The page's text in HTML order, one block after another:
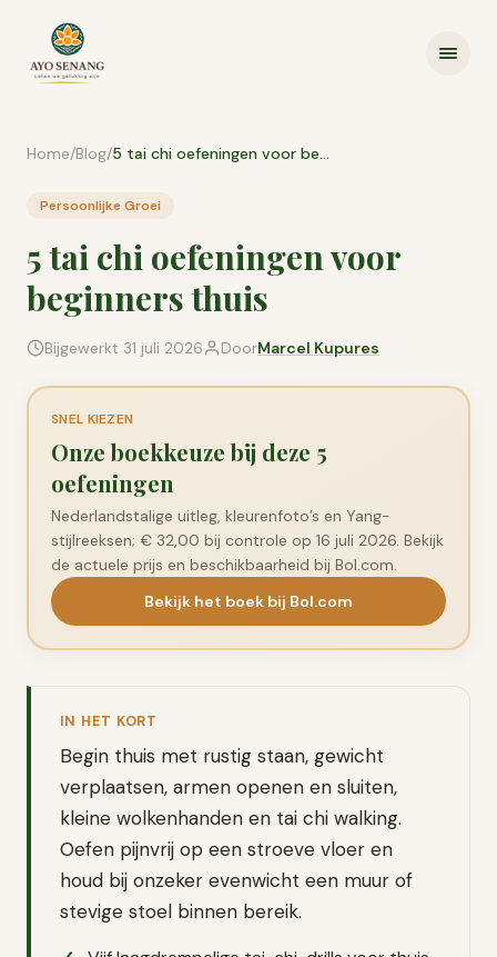
Home/Blog/ 5 tai chi oefeningen voor beginners thuis
Persoonlijke Groei
5 tai chi oefeningen voor
beginners thuis
Bijgewerkt 31 juli 2026 DoorMarcel Kupures
SNEL KIEZEN
Onze boekkeuze bij deze 5
oefeningen
Nederlandstalige uitleg, kleurenfoto’s en Yang-
stijlreeksen; € 32,00 bij controle op 16 juli 2026. Bekijk
de actuele prijs en beschikbaarheid bij Bol.com.
Bekijk het boek bij Bol.com
IN HET KORT
Begin thuis met rustig staan, gewicht
verplaatsen, armen openen en sluiten,
kleine wolkenhanden en tai chi walking.
Oefen pijnvrij op een stroeve vloer en
houd bij onzeker evenwicht een muur of
stevige stoel binnen bereik.